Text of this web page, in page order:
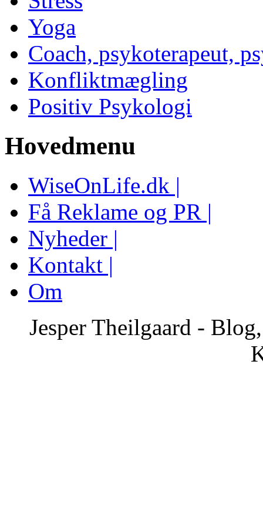
Yoga
Coach, psykoterapeut,
Konfliktmægling
Positiv Psykologi
Hovedmenu
WiseOnLife.dk |
Få Reklame og PR |
Nyheder |
Kontakt |
Om
Jesper Theilgaard -